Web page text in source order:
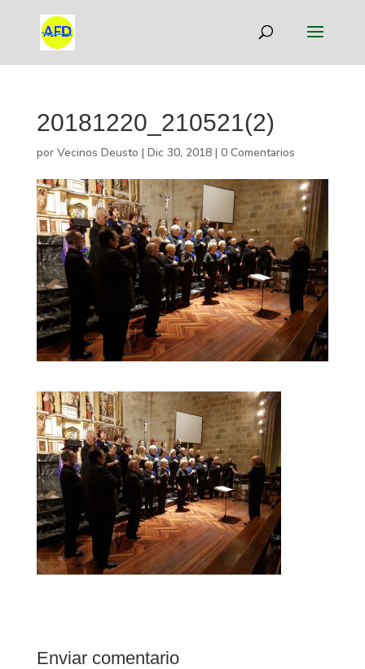
20181220_210521(2)
por Vecinos Deusto | Dic 30, 2018| 0 Comentarios
Enviar comentario